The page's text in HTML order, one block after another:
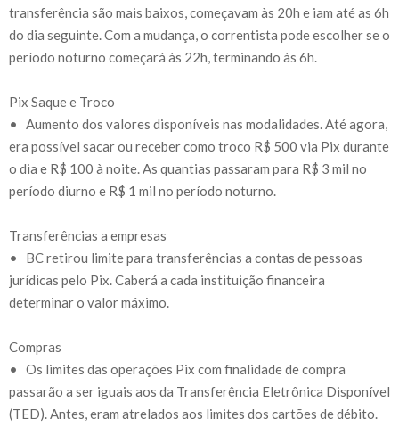
transferência são mais baixos, começavam às 20h e iam até as 6h
do dia seguinte. Com a mudança, o correntista pode escolher se o
período noturno começará às 22h, terminando às 6h.
Pix Saque e Troco
• Aumento dos valores disponíveis nas modalidades. Até agora,
era possível sacar ou receber como troco R$ 500 via Pix durante
o dia e R$ 100 à noite. As quantias passaram para R$ 3 mil no
período diurno e R$ 1 mil no período noturno.
Transferências a empresas
• BC retirou limite para transferências a contas de pessoas
jurídicas pelo Pix. Caberá a cada instituição financeira
determinar o valor máximo.
Compras
• Os limites das operações Pix com finalidade de compra
passarão a ser iguais aos da Transferência Eletrônica Disponível
(TED). Antes, eram atrelados aos limites dos cartões de débito.